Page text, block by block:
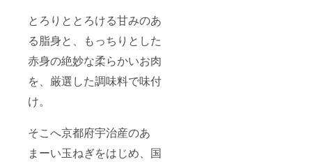
とろりととろける甘みのあ
る脂身と、もっちりとした
赤身の絶妙な柔らかいお肉
を、厳選した調味料で味付
け。
そこへ京都府宇治産のあ
まーい玉ねぎをはじめ、国